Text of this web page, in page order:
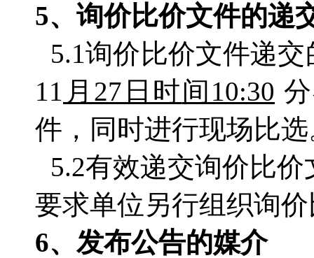
5、询价比价文件的递
5.1询价比价文件递
11 月 27 日时间 10:30
件，同时进行现场比
5.2有效递交询价比
要求单位另行组织询
6、发布公告的媒介